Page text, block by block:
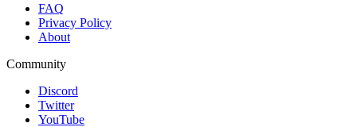
FAQ
Privacy Policy
About
Community
Discord
Twitter
YouTube